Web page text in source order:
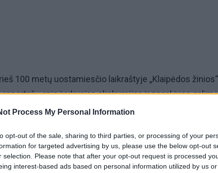
Process My Personal Information
opt-out of the sale, sharing to third parties, or processing of your
for targeted advertising by us, please use the below opt-out
selection. Please note that after your opt-out request is processed
interest-based ads based on personal information utilized by us
100 metų uostamiesčio laikraštyje „Klaipėdos
apie įvykusias ekskursijas ir pagal juos galime
vasaros Klaipėdos lankytinų objektų TOP-5.
būtent pažintinio, vietomis net industrinio, o ne
idėją.